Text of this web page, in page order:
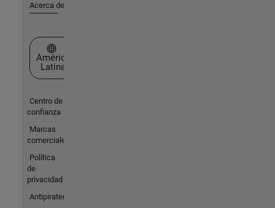
Acerca de MathWorks
Seleccione un país/idioma
América
Latina
Centro de
confianza
Marcas
comerciales
Política
de
privacidad
Antipiratería